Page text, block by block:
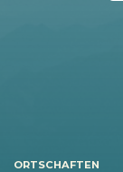
ORTSCHAFTEN